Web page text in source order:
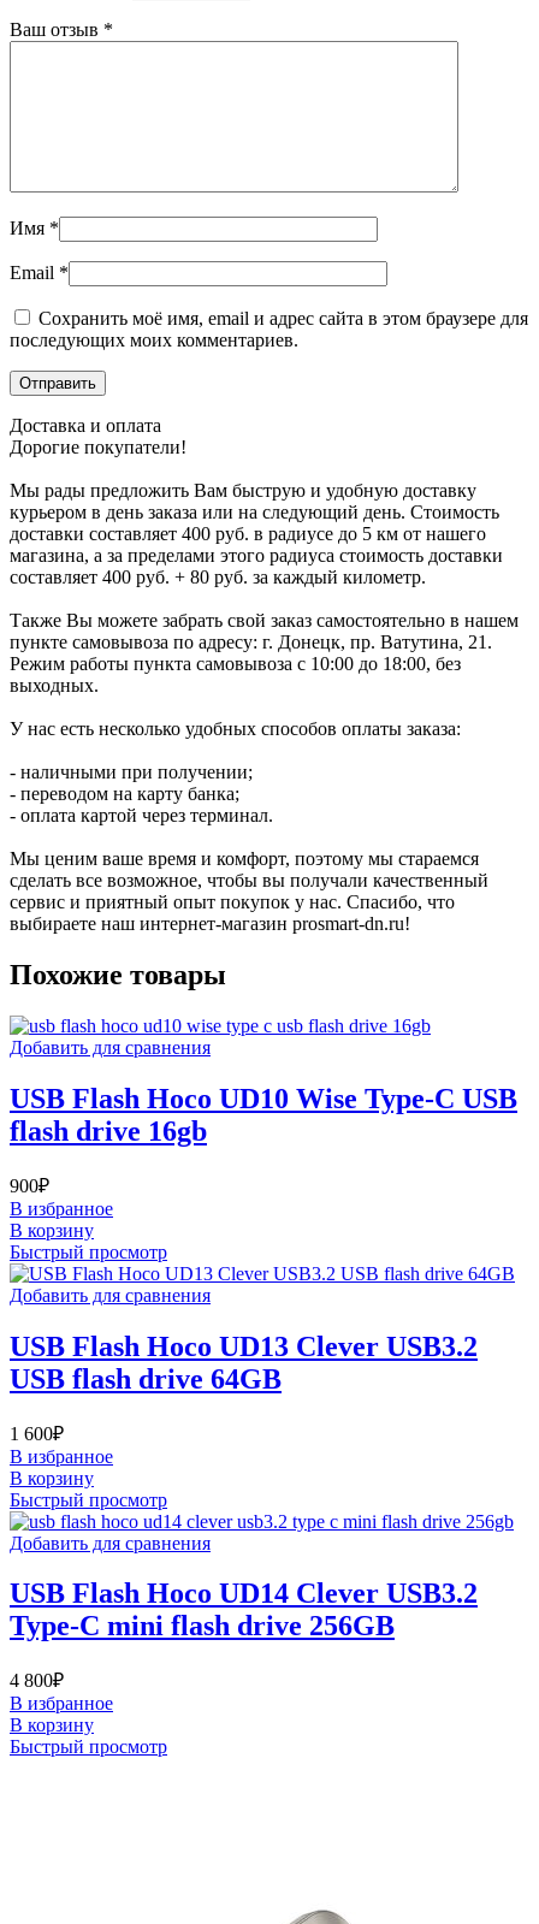
Ваш отзыв *
Имя *
Email *
Сохранить моё имя, email и адрес сайта в этом браузере для
последующих моих комментариев.
Доставка и оплата
Дорогие покупатели!
Мы рады предложить Вам быструю и удобную доставку
курьером в день заказа или на следующий день. Стоимость
доставки составляет 400 руб. в радиусе до 5 км от нашего
магазина, а за пределами этого радиуса стоимость доставки
составляет 400 руб. + 80 руб. за каждый километр.
Также Вы можете забрать свой заказ самостоятельно в нашем
пункте самовывоза по адресу: г. Донецк, пр. Ватутина, 21.
Режим работы пункта самовывоза с 10:00 до 18:00, без
выходных.
У нас есть несколько удобных способов оплаты заказа:
- наличными при получении;
- переводом на карту банка;
- оплата картой через терминал.
Мы ценим ваше время и комфорт, поэтому мы стараемся
сделать все возможное, чтобы вы получали качественный
сервис и приятный опыт покупок у нас. Спасибо, что
выбираете наш интернет-магазин prosmart-dn.ru!
Похожие товары
Добавить для сравнения
USB Flash Hoco UD10 Wise Type-C USB
flash drive 16gb
900₽
В избранное
В корзину
Быстрый просмотр
Добавить для сравнения
USB Flash Hoco UD13 Clever USB3.2
USB flash drive 64GB
1 600₽
В избранное
В корзину
Быстрый просмотр
Добавить для сравнения
USB Flash Hoco UD14 Clever USB3.2
Type-C mini flash drive 256GB
4 800₽
В избранное
В корзину
Быстрый просмотр